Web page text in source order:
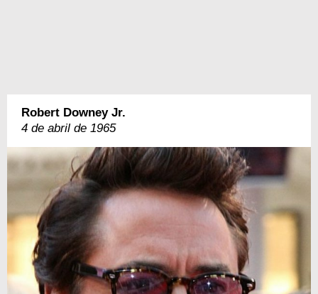
Robert Downey Jr.
4 de abril de 1965